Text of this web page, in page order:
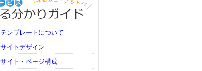
テンプレートについて
サイトデザイン
サイト・ページ構成